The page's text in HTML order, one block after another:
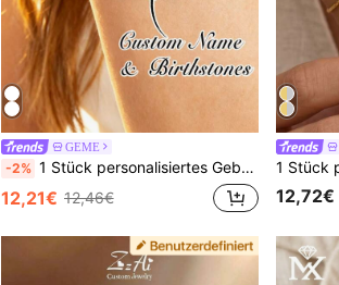
GEME
-2% 1 Stück personalisiertes Geburtsstein-Armband, Damen-Armband Geschenk, Muttertagsgeschenk, personalisierter Schmuck für Frauen, Geschenk für Freundin, Ehefrau, personalisiertes herzförmiges Geburtsstein-Armband, Muttertags-Armband, Familiengeschenk, Alltags-Armband, Geburtstagsgeschenk für Mama, Weihnachtsgeschenk für sie, Valentinstagsgeschenk.
12,21€ 12,46€ 12,72€